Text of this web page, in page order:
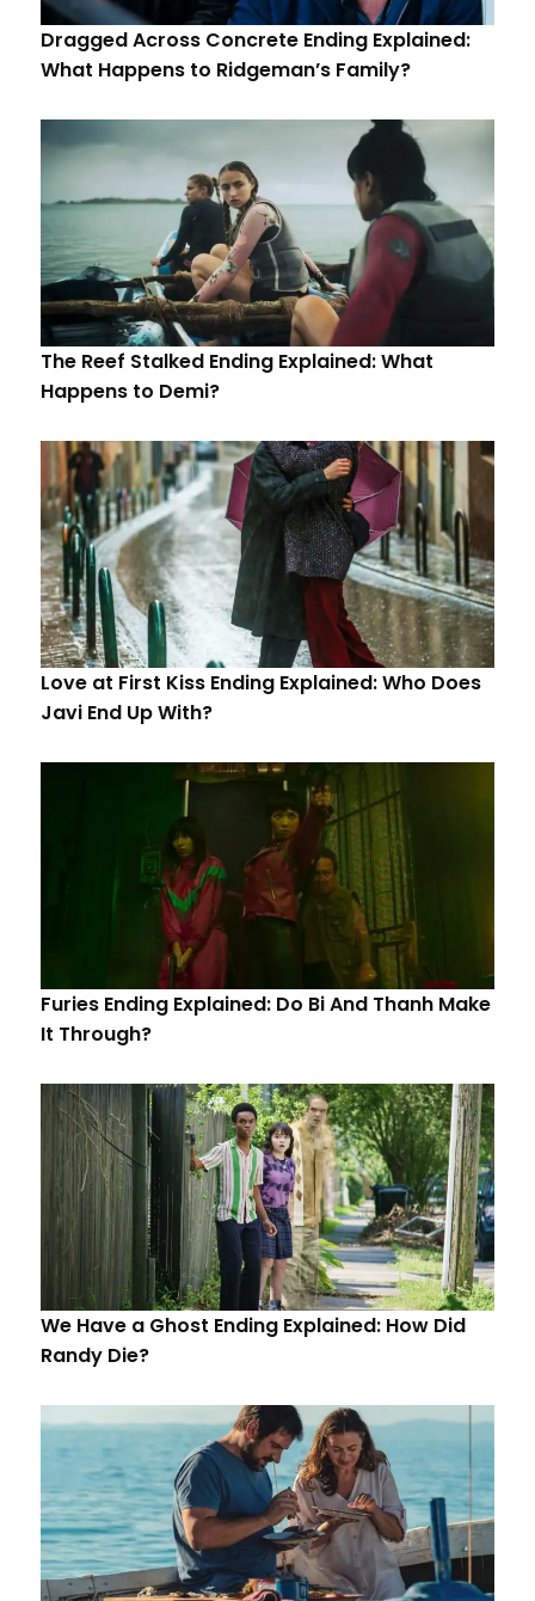
Dragged Across Concrete Ending Explained:
What Happens to Ridgeman’s Family?
The Reef Stalked Ending Explained: What
Happens to Demi?
Love at First Kiss Ending Explained: Who Does
Javi End Up With?
Furies Ending Explained: Do Bi And Thanh Make
It Through?
We Have a Ghost Ending Explained: How Did
Randy Die?